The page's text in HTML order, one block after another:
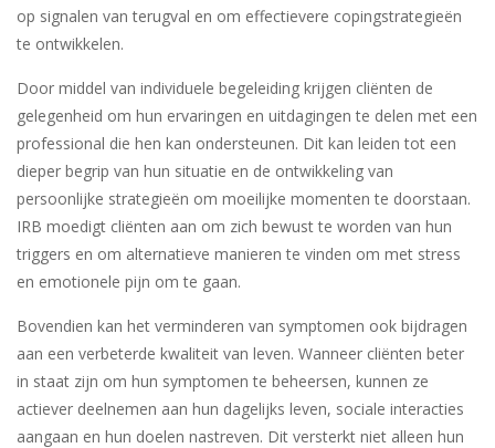
op signalen van terugval en om effectievere copingstrategieën
te ontwikkelen.
Door middel van individuele begeleiding krijgen cliënten de
gelegenheid om hun ervaringen en uitdagingen te delen met een
professional die hen kan ondersteunen. Dit kan leiden tot een
dieper begrip van hun situatie en de ontwikkeling van
persoonlijke strategieën om moeilijke momenten te doorstaan.
IRB moedigt cliënten aan om zich bewust te worden van hun
triggers en om alternatieve manieren te vinden om met stress
en emotionele pijn om te gaan.
Bovendien kan het verminderen van symptomen ook bijdragen
aan een verbeterde kwaliteit van leven. Wanneer cliënten beter
in staat zijn om hun symptomen te beheersen, kunnen ze
actiever deelnemen aan hun dagelijks leven, sociale interacties
aangaan en hun doelen nastreven. Dit versterkt niet alleen hun